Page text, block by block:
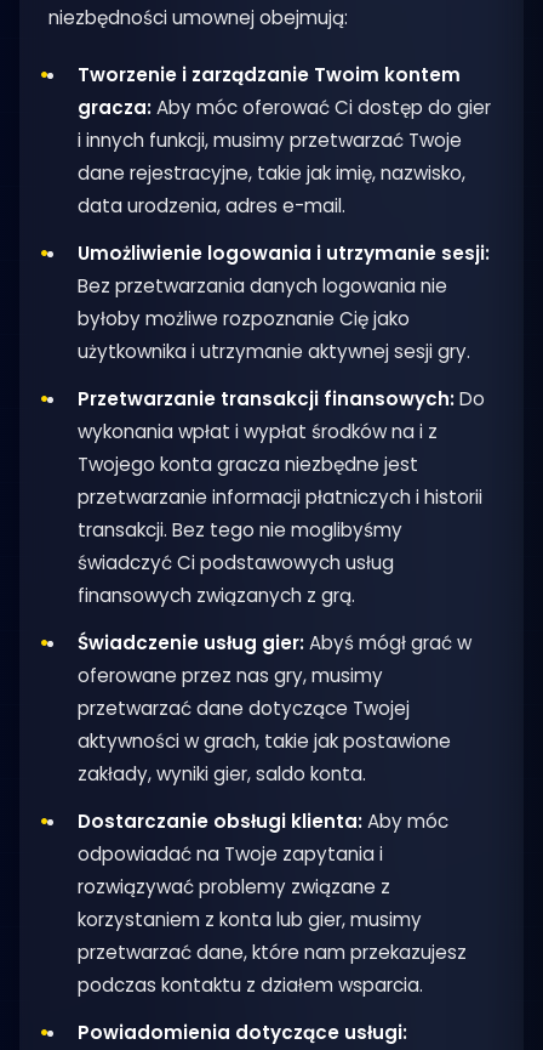
niezbędności umownej obejmują:
Tworzenie i zarządzanie Twoim kontem
gracza:Aby móc oferować Ci dostęp do gier
i innych funkcji, musimy przetwarzać Twoje
dane rejestracyjne, takie jak imię, nazwisko,
data urodzenia, adres e-mail.
Umożliwienie logowania i utrzymanie sesji:
Bez przetwarzania danych logowania nie
byłoby możliwe rozpoznanie Cię jako
użytkownika i utrzymanie aktywnej sesji gry.
Przetwarzanie transakcji finansowych:Do
wykonania wpłat i wypłat środków na i z
Twojego konta gracza niezbędne jest
przetwarzanie informacji płatniczych i historii
transakcji. Bez tego nie moglibyśmy
świadczyć Ci podstawowych usług
finansowych związanych z grą.
Świadczenie usług gier:Abyś mógł grać w
oferowane przez nas gry, musimy
przetwarzać dane dotyczące Twojej
aktywności w grach, takie jak postawione
zakłady, wyniki gier, saldo konta.
Dostarczanie obsługi klienta:Aby móc
odpowiadać na Twoje zapytania i
rozwiązywać problemy związane z
korzystaniem z konta lub gier, musimy
przetwarzać dane, które nam przekazujesz
podczas kontaktu z działem wsparcia.
Powiadomienia dotyczące usługi: